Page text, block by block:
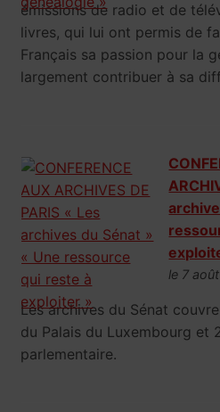
émissions de radio et de
livres, qui lui ont permis de
Français sa passion pour la
largement contribuer à sa
le 7
Les archives du Sénat
du Palais du Luxembourg et
parlementaire.